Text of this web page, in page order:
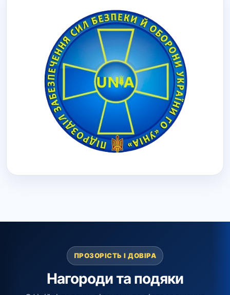
ПРОЗОРІСТЬ І ДОВІРА
Нагороди та подяки